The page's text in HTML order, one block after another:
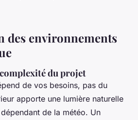
des environnements
du projet
de vos besoins, pas du
apporte une lumière naturelle
de la météo. Un